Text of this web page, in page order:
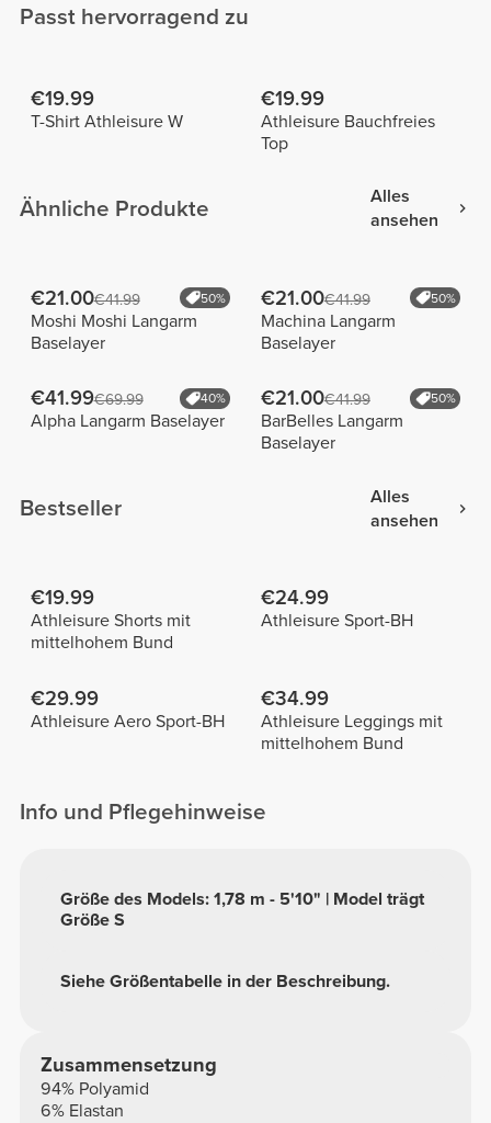
Passt hervorragend zu
€19.99
T-Shirt Athleisure W
€19.99
Athleisure Bauchfreies
Top
Ähnliche Produkte
Alles
ansehen
€21.00€41.99 50%
Moshi Moshi Langarm
Baselayer
€21.00€41.99 50%
Machina Langarm
Baselayer
€41.99€69.99 40%
Alpha Langarm Baselayer
€21.00€41.99 50%
BarBelles Langarm
Baselayer
Bestseller
Alles
ansehen
€19.99
Athleisure Shorts mit
mittelhohem Bund
€24.99
Athleisure Sport-BH
€29.99
Athleisure Aero Sport-BH
€34.99
Athleisure Leggings mit
mittelhohem Bund
Info und Pflegehinweise
Siehe Größentabelle in der Beschreibung.
Größe des Models: 1,78 m - 5'10" | Model trägt
Größe S
Zusammensetzung
94% Polyamid
6% Elastan